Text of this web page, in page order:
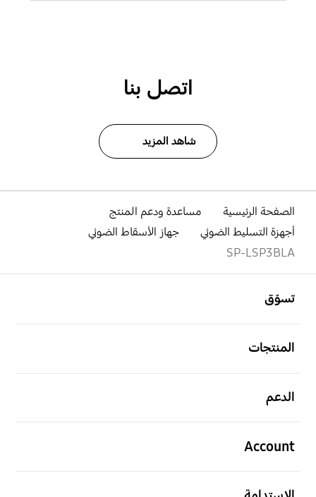
اتصل بنا
شاهد المزيد
الصفحة الرئيسية
مساعدة ودعم المنتج
أجهزة التسليط الضوئي
جهاز الأسقاط الضوئي
SP-LSP3BLA
تسوّق
المنتجات
الدعم
Account